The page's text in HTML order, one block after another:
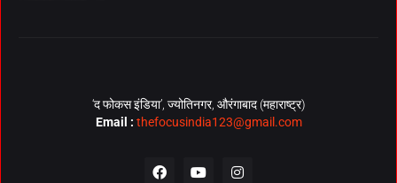
‘द फोकस इंडिया’, ज्योतिनगर, औरंगाबाद (महाराष्ट्र)
Email : thefocusindia123@gmail.com